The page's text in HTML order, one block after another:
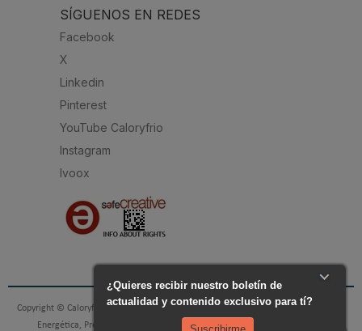
SÍGUENOS EN REDES
Facebook
X
Linkedin
Pinterest
YouTube Caloryfrio
Instagram
Ivoox
Copyright © Caloryfrio.com - todo sobre Aire Acondicionado, Calefacción, Eficiencia
Energética, Presupuestos y Profesionales. Todos los derechos reservados.